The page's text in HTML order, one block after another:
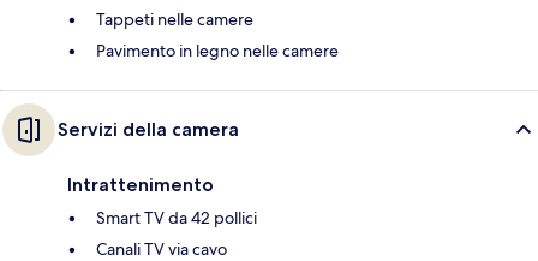
Tappeti nelle camere
Pavimento in legno nelle camere
Servizi della camera
Intrattenimento
Smart TV da 42 pollici
Canali TV via cavo